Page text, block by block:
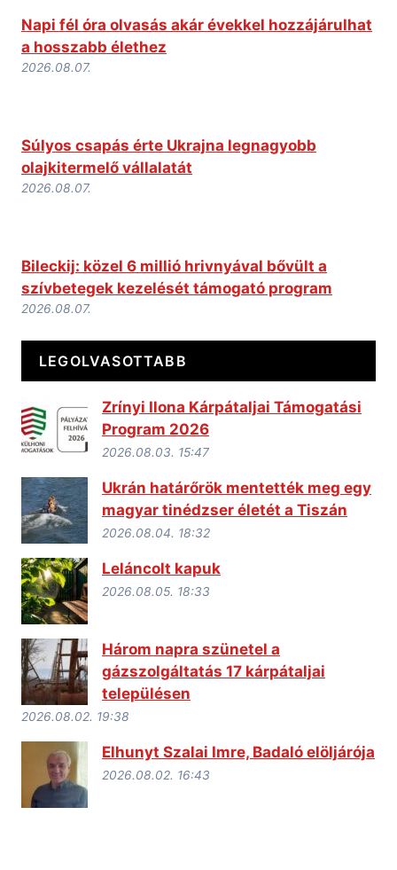
Napi fél óra olvasás akár évekkel hozzájárulhat
a hosszabb élethez
2026.08.07.
Súlyos csapás érte Ukrajna legnagyobb
olajkitermelő vállalatát
2026.08.07.
Bileckij: közel 6 millió hrivnyával bővült a
szívbetegek kezelését támogató program
2026.08.07.
LEGOLVASOTTABB
Zrínyi Ilona Kárpátaljai Támogatási
Program 2026
2026.08.03. 15:47
Ukrán határőrök mentették meg egy
magyar tinédzser életét a Tiszán
2026.08.04. 18:32
Leláncolt kapuk
2026.08.05. 18:33
Három napra szünetel a
gázszolgáltatás 17 kárpátaljai
településen
2026.08.02. 19:38
Elhunyt Szalai Imre, Badaló elöljárója
2026.08.02. 16:43